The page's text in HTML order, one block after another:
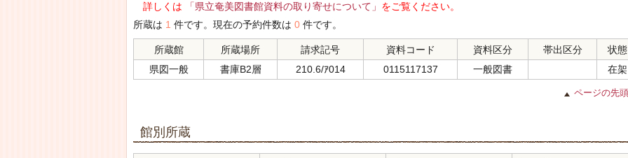
詳しくは
「県立奄美図書館資料の取り寄せについて」 をご覧ください。
所蔵は 1 件です。現在の予約件数は 0 件です。
所蔵館 所蔵場所 請求記号 資料コード 資料区分 帯出区分
状態
県図一般
書庫B2層 210.6/ｱ014 0115117137 一般図書 在架
ページの先
館別所蔵